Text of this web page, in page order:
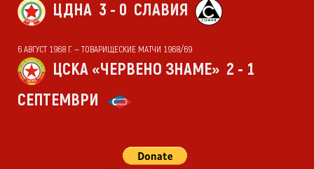
ЦДНА 3 - 0 СЛАВИЯ
6 АВГУСТ 1968 Г. — ТОВАРИЩЕСКИЕ МАТЧИ 1968/69
ЦСКА «ЧЕРВЕНО ЗНАМЕ» 2 - 1
СЕПТЕМВРИ